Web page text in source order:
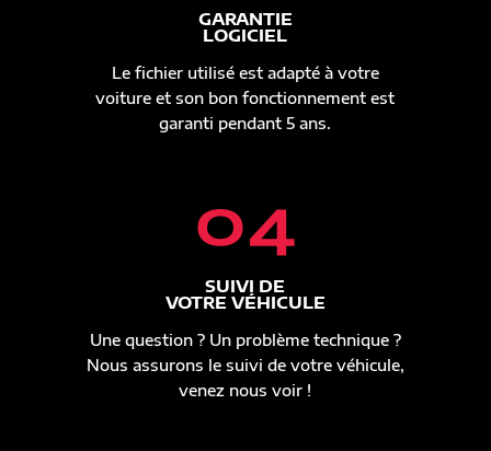
GARANTIE
LOGICIEL
Le fichier utilisé est adapté à votre
voiture et son bon fonctionnement est
garanti pendant 5 ans.
04
SUIVI DE
VOTRE VÉHICULE
Une question ? Un problème technique ?
Nous assurons le suivi de votre véhicule,
venez nous voir !